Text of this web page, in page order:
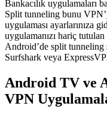
Bankacılık uygulamaları
Split tunneling bunu
uygulaması ayarlarınıza
uygulamanızı hariç
Android’de split
Surfshark veya
Android TV ve
VPN